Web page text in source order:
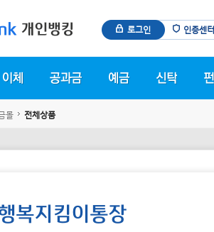
로그인 인증센터
몰 전체상품
복지킴이통장